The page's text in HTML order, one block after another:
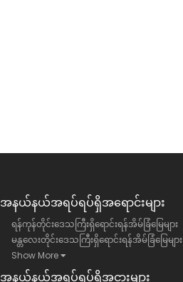
အနယ်နယ်အရပ်ရပ်ရှိအရောင်းများ
ရန်ကုန်တိုင်းဒေသကြီးရှိရောင်းရန်အိမ်ခြံမြေများ
မန္တလေးတိုင်းဒေသကြီးရှိရောင်းရန်အိမ်ခြံမြေများ
Show More
အနယ်နယ်အရပ်ရပ်ရှိအငှားများ